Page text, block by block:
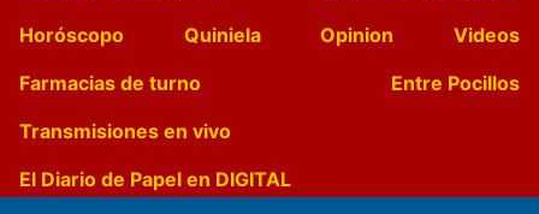
Horóscopo
Quiniela Opinion
Videos
Farmacias de turno
Entre Pocillos
Transmisiones en vivo
El Diario de Papel en DIGITAL